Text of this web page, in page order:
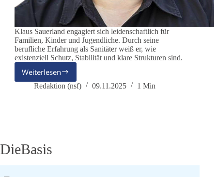
Klaus Sauerland engagiert sich leidenschaftlich für
Familien, Kinder und Jugendliche. Durch seine
berufliche Erfahrung als Sanitäter weiß er, wie
existenziell Schutz, Stabilität und klare Strukturen sind.
Weiterlesen
Klaus
Sauerland
Redaktion (nsf) 09.11.2025 1 Min
DieBasis